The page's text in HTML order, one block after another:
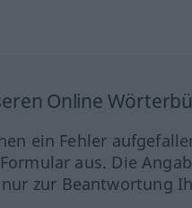
Online
ein Fehler
aus. Die
zur Beantwortung